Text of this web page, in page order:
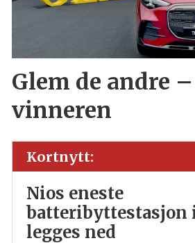
Glem de andre
vinneren
Kortnytt:
Nios eneste
batteribyttestasjon
legges ned